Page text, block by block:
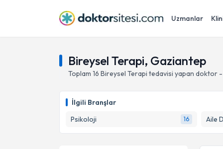
Uzmanlar
Bireysel Terapi, Gaziantep
Toplam 16 Bireysel Terapi tedavisi yapan doktor -
İlgili Branşlar
Psikoloji
16 Aile